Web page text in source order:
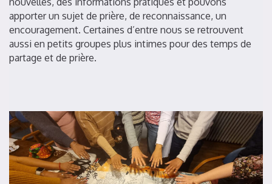
apporter un sujet de prière, de reconnaissance, un
encouragement. Certaines d’entre nous se retrouvent
aussi en petits groupes plus intimes pour des temps de
partage et de prière.